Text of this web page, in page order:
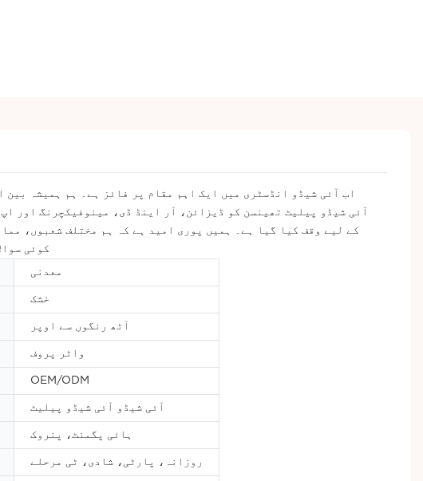
کے لیے وقف کیا گیا ہے۔ ہمیں پوری امید ہے کہ ہم مختلف شعبوں،
کوئی
معدنی
خشک
آٹھ رنگوں سے اوپر
واٹر پروف
OEM/ODM
آئی شیڈو آئی شیڈو پیلیٹ
ہائی پگمنٹ، پنروک
روزانہ، پارٹی، شادی، ٹی مرحلے